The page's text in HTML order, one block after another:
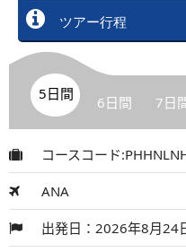
ツアー行程
5日間 6日間 7日
コースコード
ANA
出発日：2026年8月24